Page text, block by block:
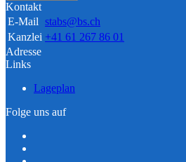
Kontakt
E-Mail stabs@bs.ch
Kanzlei +41 61 267 86 01
Adresse
Links
Lageplan
Folge uns auf